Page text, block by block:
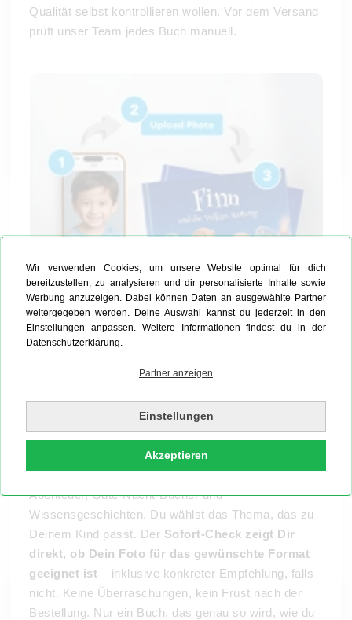
Wir verwenden Cookies, um unsere Website optimal für dich
bereitzustellen, zu analysieren und dir personalisierte Inhalte sowie
Werbung anzuzeigen. Dabei können Daten an ausgewählte Partner
weitergegeben werden. Deine Auswahl kannst du jederzeit in den
Einstellungen anpassen. Weitere Informationen findest du in der
Datenschutzerklärung.
Partner anzeigen
Einstellungen
Akzeptieren
Qualität selbst kontrollieren wollen. Vor dem Versand
prüft unser Team jedes Buch manuell.
Foto aussuchen, hochladen, fertig– so lange
dauert die Personalisierung in der Praxis. Unsere
Buchauswahl umfasst verschiedene Geschichten:
Abenteuer, Gute-Nacht-Bücher und
Wissensgeschichten. Du wählst das Thema, das zu
Deinem Kind passt. Der Sofort-Check zeigt Dir
direkt, ob Dein Foto für das gewünschte Format
geeignet ist – inklusive konkreter Empfehlung, falls
nicht. Keine Überraschungen, kein Frust nach der
Bestellung. Nur ein Buch, das genau so wird, wie du